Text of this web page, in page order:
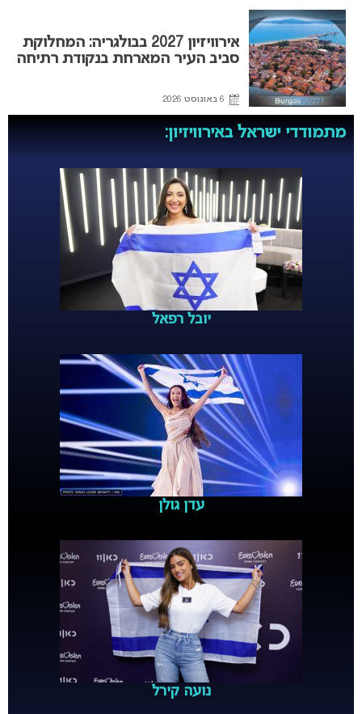
אירוויזיון 2027 בבולגריה: המחלוקת
סביב העיר המארחת בנקודת רתיחה
6 באוגוסט 2026
מתמודדי ישראל באירוויזיון:
יובל רפאל
עדן גולן
נועה קירל